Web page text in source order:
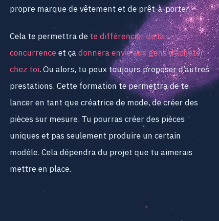
propre marque de vêtement et de prêt-à-porter.
Cela te permettra dete différencier de la
concurrenceet çadonnera envie aux gens d’acheter
chez toi. Ou alors, tu peux toujours proposer d’autres
prestations. Cette formation te permettra de te
lancer en tant que créatrice de mode, de créer des
pièces sur mesure. Tu pourras créer des pièces
uniques et pas seulement produire un certain
modèle. Cela dépendra du projet que tu aimerais
mettre en place.